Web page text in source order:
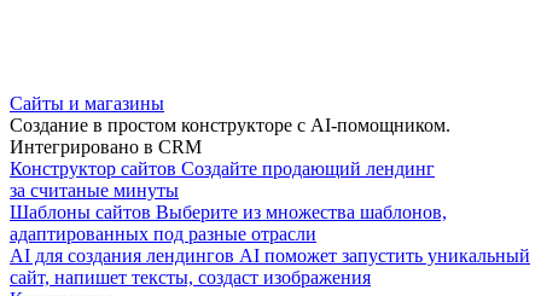
Сайты и магазины
Создание в простом конструкторе с AI-помощником.
Интегрировано в CRM
Конструктор сайтов Создайте продающий лендинг
за считаные минуты
Шаблоны сайтов Выберите из множества шаблонов,
адаптированных под разные отрасли
AI для создания лендингов AI поможет запустить уникальный
сайт, напишет тексты, создаст изображения